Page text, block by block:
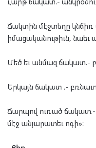
Ճակտին մէջտեղը կնճիռ
իմացականութիւն, նաեւ
Մեծ եւ անմազ ճակատ.-
Երկայն ճակատ .-
Ճարպով ուռած
մէջ անյարատեւ ոգի»: